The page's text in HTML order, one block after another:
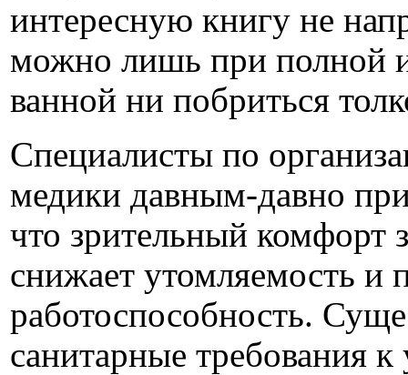
интересную книгу не
можно лишь при полной
ванной ни побриться
Специалисты по
медики давным-давно
что зрительный комфорт
снижает утомляемость и
работоспособность.
санитарные требования